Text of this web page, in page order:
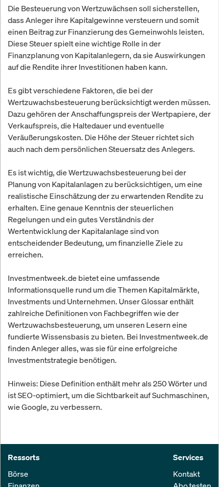
Die Besteuerung von Wertzuwächsen soll sicherstellen,
dass Anleger ihre Kapitalgewinne versteuern und somit
einen Beitrag zur Finanzierung des Gemeinwohls leisten.
Diese Steuer spielt eine wichtige Rolle in der
Finanzplanung von Kapitalanlegern, da sie Auswirkungen
auf die Rendite ihrer Investitionen haben kann.
Es gibt verschiedene Faktoren, die bei der
Wertzuwachsbesteuerung berücksichtigt werden müssen.
Dazu gehören der Anschaffungspreis der Wertpapiere, der
Verkaufspreis, die Haltedauer und eventuelle
Veräußerungskosten. Die Höhe der Steuer richtet sich
auch nach dem persönlichen Steuersatz des Anlegers.
Es ist wichtig, die Wertzuwachsbesteuerung bei der
Planung von Kapitalanlagen zu berücksichtigen, um eine
realistische Einschätzung der zu erwartenden Rendite zu
erhalten. Eine genaue Kenntnis der steuerlichen
Regelungen und ein gutes Verständnis der
Wertentwicklung der Kapitalanlage sind von
entscheidender Bedeutung, um finanzielle Ziele zu
erreichen.
Investmentweek.de bietet eine umfassende
Informationsquelle rund um die Themen Kapitalmärkte,
Investments und Unternehmen. Unser Glossar enthält
zahlreiche Definitionen von Fachbegriffen wie der
Wertzuwachsbesteuerung, um unseren Lesern eine
fundierte Wissensbasis zu bieten. Bei Investmentweek.de
finden Anleger alles, was sie für eine erfolgreiche
Investmentstrategie benötigen.
Hinweis: Diese Definition enthält mehr als 250 Wörter und
ist SEO-optimiert, um die Sichtbarkeit auf Suchmaschinen,
wie Google, zu verbessern.
Ressorts
Börse
Services
Kontakt